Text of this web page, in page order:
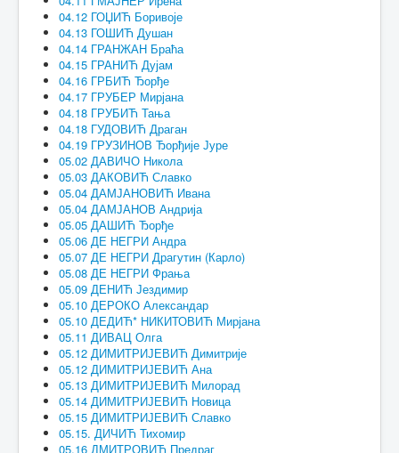
04.12 ГОЏИЋ Боривоје
04.13 ГОШИЋ Душан
04.14 ГРАНЖАН Браћа
04.15 ГРАНИЋ Дујам
04.16 ГРБИЋ Ђорђе
04.17 ГРУБЕР Мирјана
04.18 ГРУБИЋ Тања
04.18 ГУДОВИЋ Драган
04.19 ГРУЗИНОВ Ђорђије Јуре
05.02 ДАВИЧО Никола
05.03 ДАКОВИЋ Славко
05.04 ДАМЈАНОВИЋ Ивана
05.04 ДАМЈАНОВ Андрија
05.05 ДАШИЋ Ђорђе
05.06 ДЕ НЕГРИ Андра
05.07 ДЕ НЕГРИ Драгутин (Карло)
05.08 ДЕ НЕГРИ Фрања
05.09 ДЕНИЋ Јездимир
05.10 ДЕРОКО Александар
05.10 ДЕДИЋ* НИКИТОВИЋ Мирјана
05.11 ДИВАЦ Олга
05.12 ДИМИТРИЈЕВИЋ Димитрије
05.12 ДИМИТРИЈЕВИЋ Ана
05.13 ДИМИТРИЈЕВИЋ Милорад
05.14 ДИМИТРИЈЕВИЋ Новица
05.15 ДИМИТРИЈЕВИЋ Славко
05.15. ДИЧИЋ Тихомир
05.16 ДМИТРОВИЋ Предраг